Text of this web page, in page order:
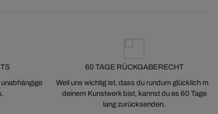
60 TAGE RÜCKGABERECHT
Weil uns wichtig ist, dass du rundum glücklich mit
deinem Kunstwerk bist, kannst du es 60 Tage
lang zurücksenden.